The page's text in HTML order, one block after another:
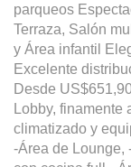
parqueos
Terraza, Salón
y Área infantil
Excelente
Desde
Lobby, finamente
climatizado y
-Área de Lounge,